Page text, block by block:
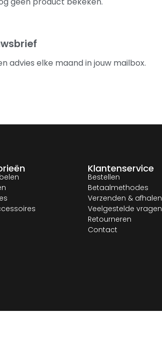
advies elke maand in jouw mailbox.
Klantenservice
Bestellen
Betaalmethodes
Verzenden & afhalen
Veelgestelde vragen
Retourneren
Contact